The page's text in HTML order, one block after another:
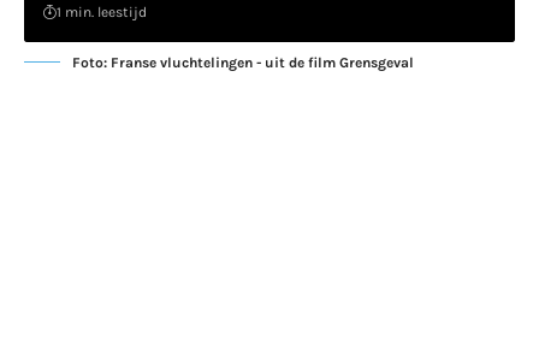
1 min. leestijd
Foto: Franse vluchtelingen - uit de film Grensgeval